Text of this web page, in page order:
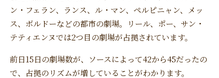
ン・フェラン、ランス、ル・マン、ペルピニャン、メッ
ス、ボルドーなどの都市の劇場。リール、ポー、サン・
テティエンヌでは2つ目の劇場が占拠されています。
前日15日の劇場数が、ソースによって42から45だったの
で、占拠のリズムが増していることがわかります。